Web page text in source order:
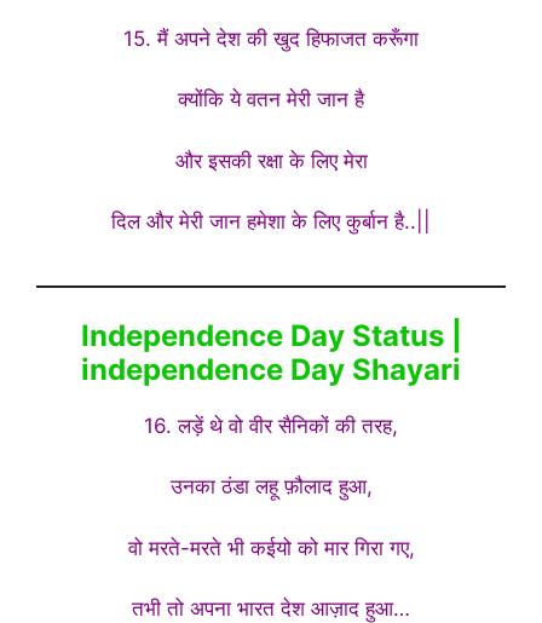
15. मैं अपने देश की खुद हिफाजत करूँगा
क्योंकि ये वतन मेरी जान है
और इसकी रक्षा के लिए मेरा
दिल और मेरी जान हमेशा के लिए कुर्बान है..||
Independence Day Status |
independence Day Shayari
16. लड़ें थे वो वीर सैनिकों की तरह,
उनका ठंडा लहू फ़ौलाद हुआ,
वो मरते-मरते भी कईयो को मार गिरा गए,
तभी तो अपना भारत देश आज़ाद हुआ…